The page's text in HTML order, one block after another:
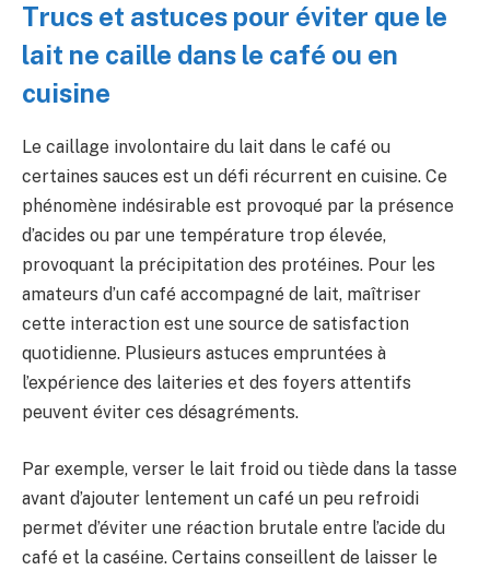
Trucs et astuces pour éviter que le
lait ne caille dans le café ou en
cuisine
Le caillage involontaire du lait dans le café ou
certaines sauces est un défi récurrent en cuisine. Ce
phénomène indésirable est provoqué par la présence
d’acides ou par une température trop élevée,
provoquant la précipitation des protéines. Pour les
amateurs d’un café accompagné de lait, maîtriser
cette interaction est une source de satisfaction
quotidienne. Plusieurs astuces empruntées à
l’expérience des laiteries et des foyers attentifs
peuvent éviter ces désagréments.
Par exemple, verser le lait froid ou tiède dans la tasse
avant d’ajouter lentement un café un peu refroidi
permet d’éviter une réaction brutale entre l’acide du
café et la caséine. Certains conseillent de laisser le